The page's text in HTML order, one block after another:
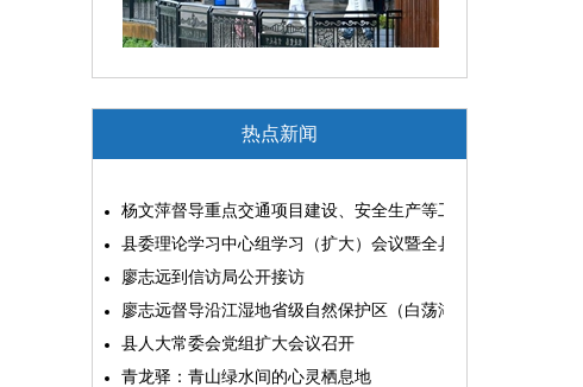
热点新闻
杨文萍督导重点交通项目建设、安全生产等工作
县委理论学习中心组学习（扩大）会议暨全县“两为”能力素质
廖志远到信访局公开接访
廖志远督导沿江湿地省级自然保护区（白荡湖片区）问题整改
县人大常委会党组扩大会议召开
青龙驿：青山绿水间的心灵栖息地